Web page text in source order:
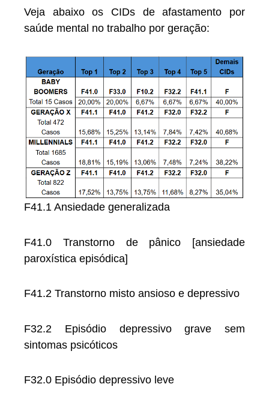
Veja abaixo os CIDs de afastamento por
saúde mental no trabalho por geração:
F41.1 Ansiedade generalizada
F41.0 Transtorno de pânico [ansiedade
paroxística episódica]
F41.2 Transtorno misto ansioso e depressivo
F32.2 Episódio depressivo grave sem
sintomas psicóticos
F32.0 Episódio depressivo leve